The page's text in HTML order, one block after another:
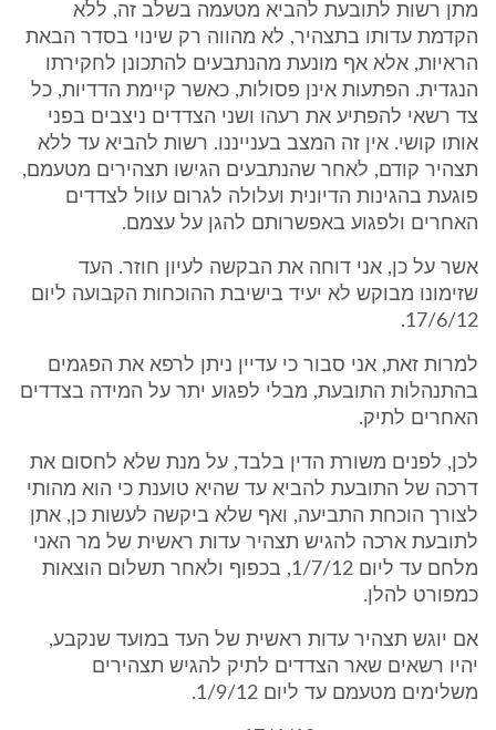
מתן רשות לתובעת להביא מטעמה בשלב זה, ללא
הקדמת עדותו בתצהיר, לא מהווה רק שינוי בסדר הבאת
הראיות, אלא אף מונעת מהנתבעים להתכונן לחקירתו
הנגדית. הפתעות אינן פסולות, כאשר קיימת הדדיות, כל
צד רשאי להפתיע את רעהו ושני הצדדים ניצבים בפני
אותו קושי. אין זה המצב בענייננו. רשות להביא עד ללא
תצהיר קודם, לאחר שהנתבעים הגישו תצהירים מטעמם,
פוגעת בהגינות הדיונית ועלולה לגרום עוול לצדדים
האחרים ולפגוע באפשרותם להגן על עצמם.
אשר על כן, אני דוחה את הבקשה לעיון חוזר. העד
שזימונו מבוקש לא יעיד בישיבת ההוכחות הקבועה ליום
17/6/12.
למרות זאת, אני סבור כי עדיין ניתן לרפא את הפגמים
בהתנהלות התובעת, מבלי לפגוע יתר על המידה בצדדים
האחרים לתיק.
לכן, לפנים משורת הדין בלבד, על מנת שלא לחסום את
דרכה של התובעת להביא עד שהיא טוענת כי הוא מהותי
לצורך הוכחת התביעה, ואף שלא ביקשה לעשות כן, אתן
לתובעת ארכה להגיש תצהיר עדות ראשית של מר האני
מלחם עד ליום 1/7/12, בכפוף ולאחר תשלום הוצאות
כמפורט להלן.
אם יוגש תצהיר עדות ראשית של העד במועד שנקבע,
יהיו רשאים שאר הצדדים לתיק להגיש תצהירים
משלימים מטעמם עד ליום 1/9/12.